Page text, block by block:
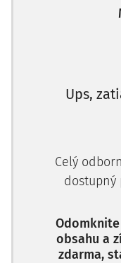
Ups,
Celý
obsahu a
zdarma,